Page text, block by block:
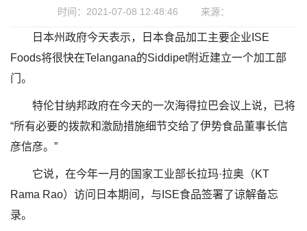
时间：2021-07-08 12:48:46 来源：
日本州政府今天表示，日本食品加工主要企业ISE
Foods将很快在Telangana的Siddipet附近建立一个加工部
门。
特伦甘纳邦政府在今天的一次海得拉巴会议上说，已将
“所有必要的拨款和激励措施细节交给了伊势食品董事长信
彦信彦。”
它说，在今年一月的国家工业部长拉玛·拉奥（KT
Rama Rao）访问日本期间，与ISE食品签署了谅解备忘
录。